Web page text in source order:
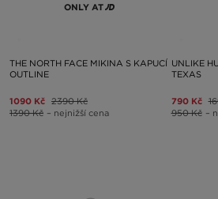
ONLY AT
THE NORTH FACE MIKINA S KAPUCÍ
OUTLINE
1090 Kč 2390 Kč
1390 Kč – nejnižší cena
UNLIKE
TEXAS
790 Kč
950 Kč –